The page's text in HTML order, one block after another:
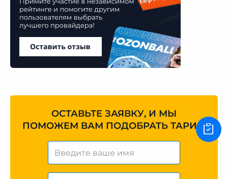
ОСТАВЬТЕ ЗАЯВКУ, И МЫ
ПОМОЖЕМ ВАМ ПОДОБРАТЬ ТАРИФ